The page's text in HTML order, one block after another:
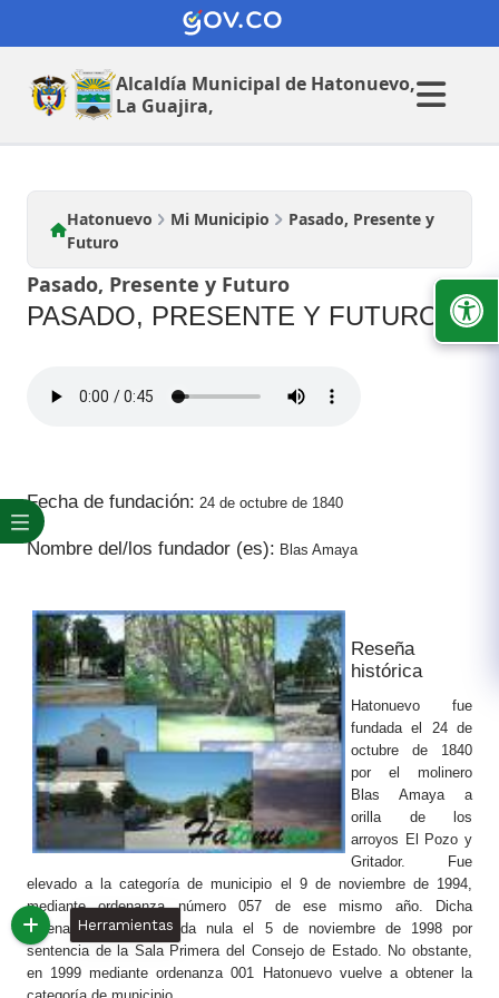
Alcaldía Municipal de Hatonuevo,
La Guajira,
Mi Municipio
Hatonuevo Mi Municipio
Pasado, Presente y
Futuro
Pasado, Presente y Futuro
PASADO, PRESENTE Y FUTURO
Fecha de fundación: 24 de octubre de 1840
Nombre del/los fundador (es): Blas Amaya
Reseña
histórica
Hatonuevo fue
fundada el 24 de
octubre de 1840
por el molinero
Blas Amaya a
orilla de los
arroyos El Pozo y
Gritador. Fue
elevado a la categoría de municipio el 9 de noviembre de 1994,
mediante ordenanza número 057 de ese mismo año. Dicha
ordenanza fue declarada nula el 5 de noviembre de 1998 por
sentencia de la Sala Primera del Consejo de Estado. No obstante,
en 1999 mediante ordenanza 001 Hatonuevo vuelve a obtener la
Herramientas